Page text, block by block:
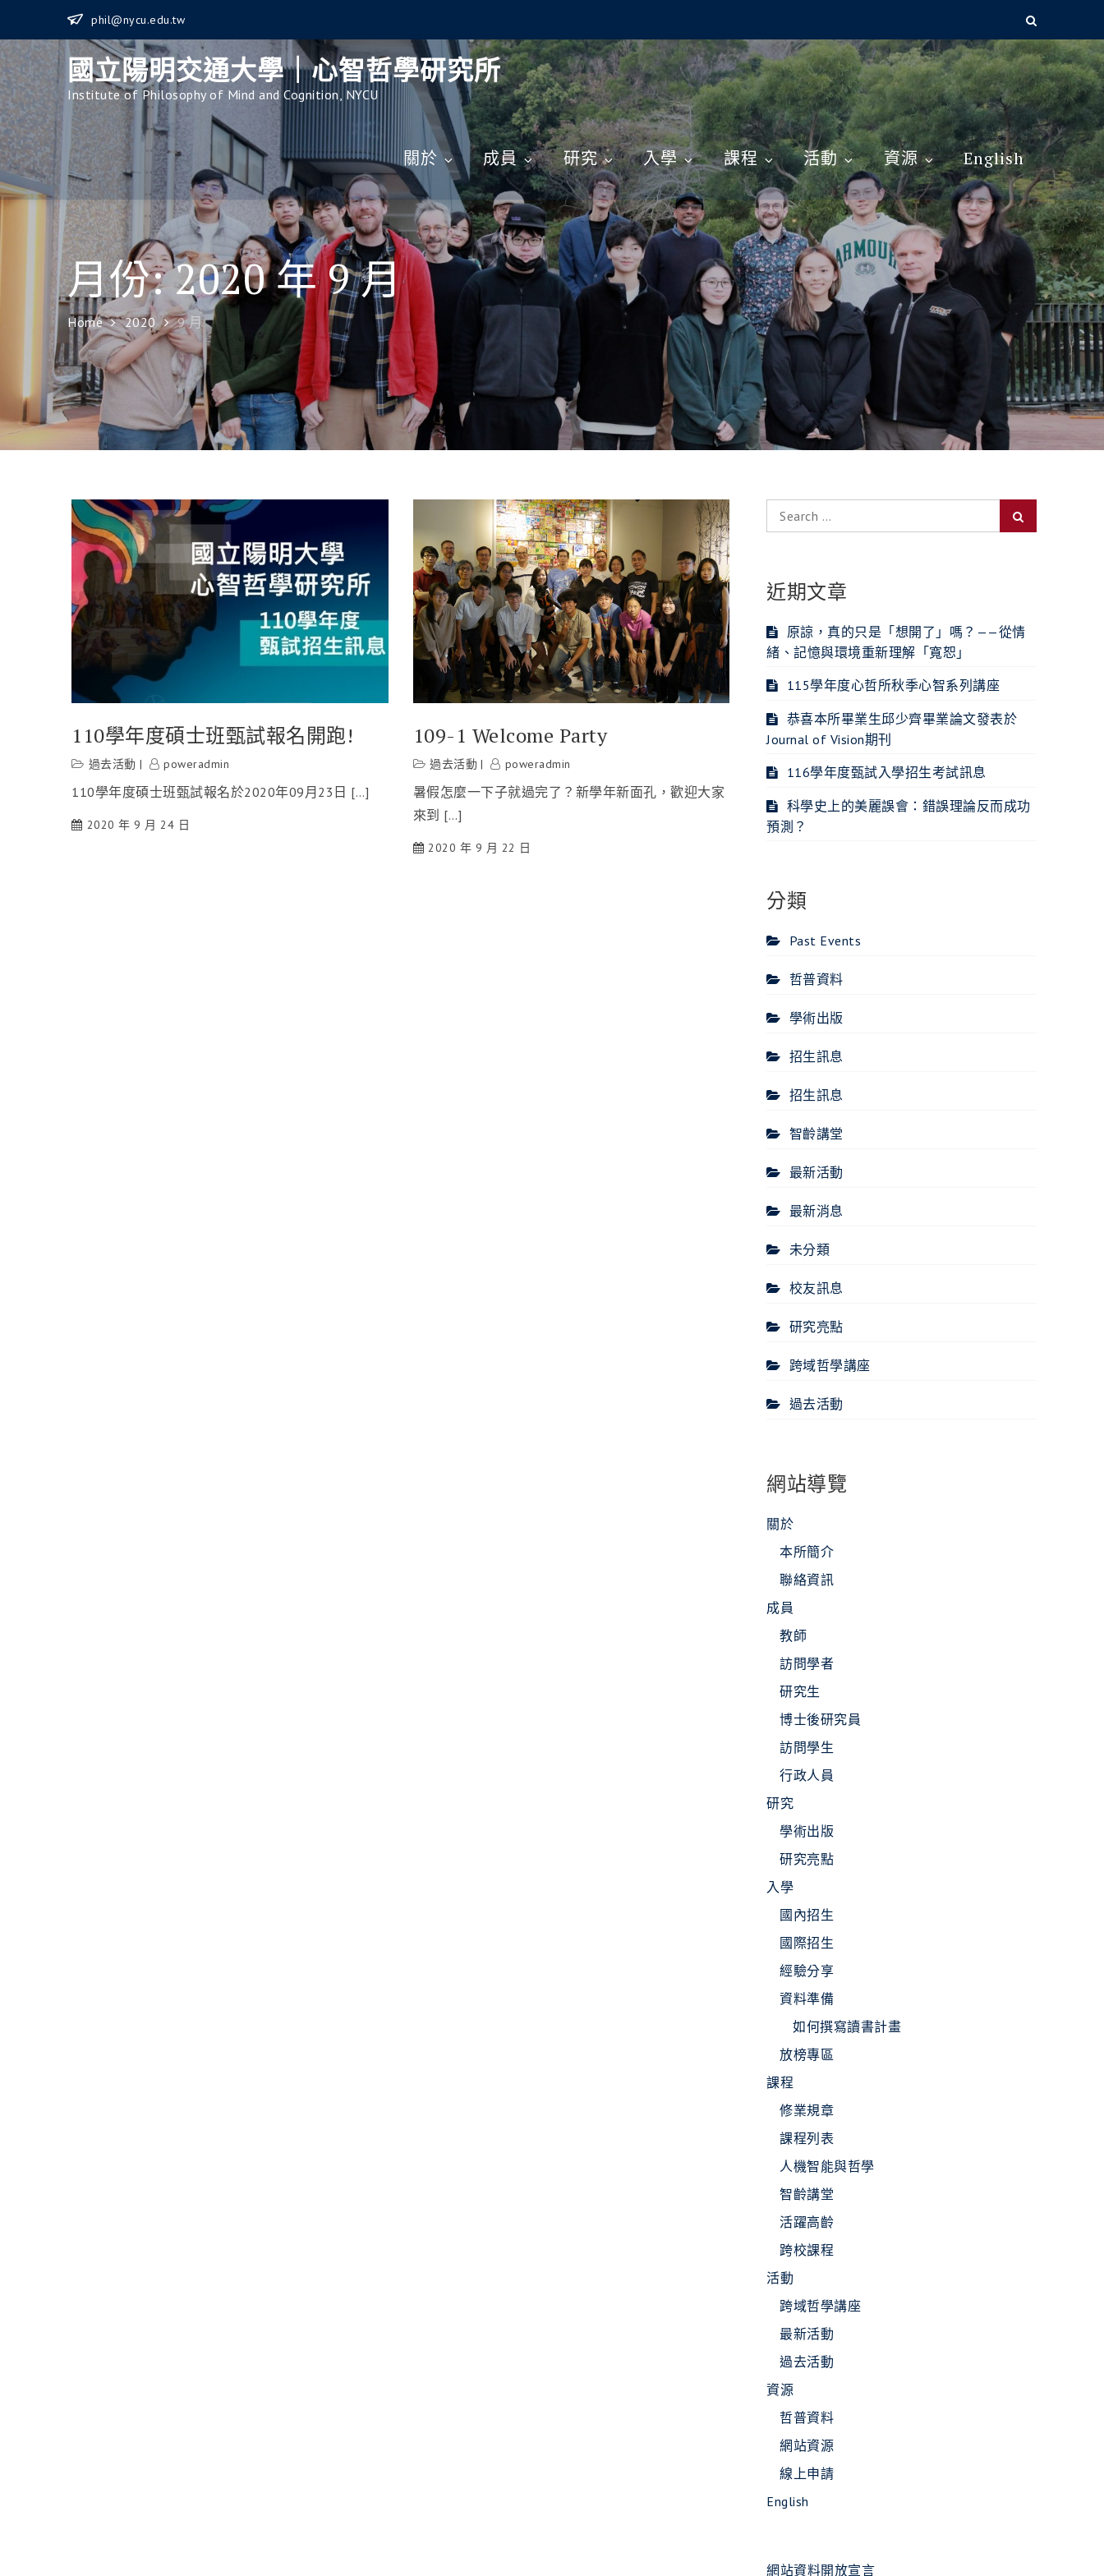
content
phil@nycu.edu.tw
國立陽明交通大學｜心智哲學研究所
Institute of Philosophy of Mind and Cognition, NYCU
關於 成員 研究 入學 課程 活動 資源 English
月份:2020 年 9 月
Home 2020 9 月
110學年度碩士班甄試報名開跑!
過去活動 poweradmin
110學年度碩士班甄試報名於2020年09月23日 […]
2020 年 9 月 24 日
109-1 Welcome Party
過去活動 poweradmin
暑假怎麼一下子就過完了？新學年新面孔，歡迎大家
來到 […]
2020 年 9 月 22 日
Search
for:
近期文章
原諒，真的只是「想開了」嗎？——從情
緒、記憶與環境重新理解「寬恕」
115學年度心哲所秋季心智系列講座
恭喜本所畢業生邱少齊畢業論文發表於
Journal of Vision期刊
116學年度甄試入學招生考試訊息
科學史上的美麗誤會：錯誤理論反而成功
預測？
分類
Past Events
哲普資料
學術出版
招生訊息
招生訊息
智齡講堂
最新活動
最新消息
未分類
校友訊息
研究亮點
跨域哲學講座
過去活動
網站導覽
關於
本所簡介
聯絡資訊
成員
教師
訪問學者
研究生
博士後研究員
訪問學生
行政人員
研究
學術出版
研究亮點
入學
國內招生
國際招生
經驗分享
資料準備
如何撰寫讀書計畫
放榜專區
課程
修業規章
課程列表
人機智能與哲學
智齡講堂
活躍高齡
跨校課程
活動
跨域哲學講座
最新活動
過去活動
資源
哲普資料
網站資源
線上申請
English
網站資料開放宣言